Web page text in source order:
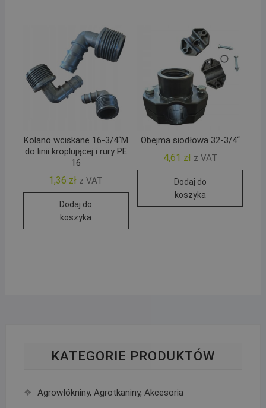
Kolano wciskane 16-3/4“M
do linii kroplującej i rury PE
16
1,36 zł z VAT
Dodaj do
koszyka
Obejma siodłowa 32-3/4“
4,61 zł z VAT
Dodaj do
koszyka
KATEGORIE PRODUKTÓW
Agrowłókniny, Agrotkaniny, Akcesoria